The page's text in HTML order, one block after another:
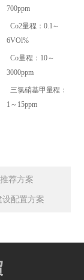
700ppm
Co2量程：0.1～
6VOl%
Co量程：10～
3000ppm
三氯硝基甲量程：
1～15ppm
荐方案
配置方案